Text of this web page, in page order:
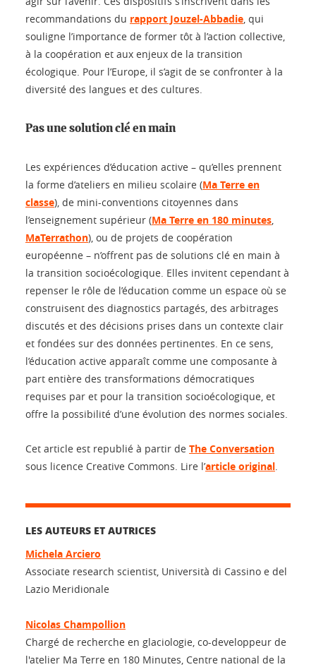
recommandations du rapport Jouzel-Abbadie , qui
souligne l’importance de former tôt à l’action collective,
à la coopération et aux enjeux de la transition
écologique. Pour l’Europe, il s’agit de se confronter à la
diversité des langues et des cultures.
Pas une solution clé en main
Les expériences d’éducation active – qu’elles prennent
la forme d’ateliers en milieu scolaire (Ma Terre en
classe), de mini-conventions citoyennes dans
l’enseignement supérieur (Ma Terre en 180 minutes
MaTerrathon), ou de projets de coopération
européenne – n’offrent pas de solutions clé en main à
la transition socioécologique. Elles invitent cependant à
repenser le rôle de l’éducation comme un espace où se
construisent des diagnostics partagés, des arbitrages
discutés et des décisions prises dans un contexte clair
et fondées sur des données pertinentes. En ce sens,
l’éducation active apparaît comme une composante à
part entière des transformations démocratiques
requises par et pour la transition socioécologique, et
offre la possibilité d’une évolution des normes sociales.
Cet article est republié à partir de The Conversation
sous licence Creative Commons. Lire l’article original
LES AUTEURS ET AUTRICES
Michela Arciero
Associate research scientist, Università di Cassino e del
Lazio Meridionale
Nicolas Champollion
Chargé de recherche en glaciologie, co-developpeur de
l'atelier Ma Terre en 180 Minutes, Centre national de la